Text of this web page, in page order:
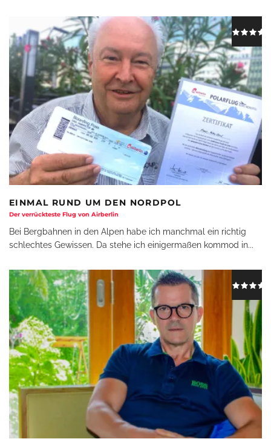
EINMAL RUND UM DEN NORDPOL
Der verrückteste Flug von Airberlin
Bei Bergbahnen in den Alpen habe ich manchmal ein richtig
schlechtes Gewissen. Da stehe ich einigermaßen kommod in...